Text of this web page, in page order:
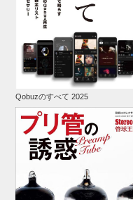
Qobuzのすべて 2025